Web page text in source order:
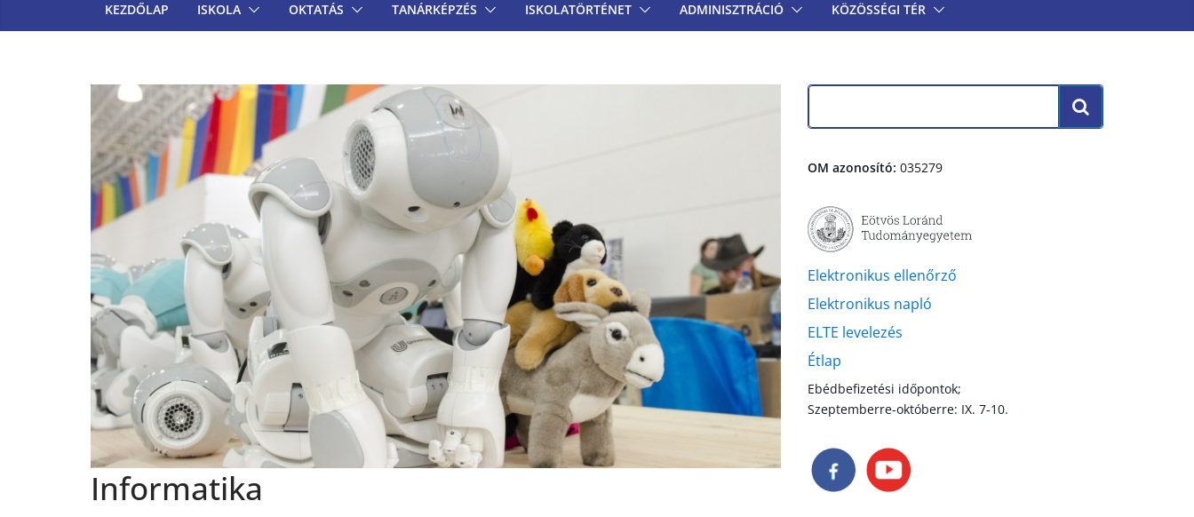
KEZDŐLAP ISKOLA OKTATÁS TANÁRKÉPZÉS ISKOLATÖRTÉNET ADMINISZTRÁCIÓ KÖZÖSSÉGI TÉR
Informatika
OM azonosító: 035279
Elektronikus ellenőrző
Elektronikus napló
ELTE levelezés
Étlap
Ebédbefizetési időpontok;
Szeptemberre-októberre: IX. 7-10.